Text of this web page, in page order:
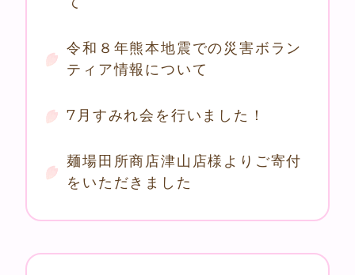
令和８年熊本地震での災害ボラン
ティア情報について
7月すみれ会を行いました！
麺場田所商店津山店様よりご寄付
をいただきました